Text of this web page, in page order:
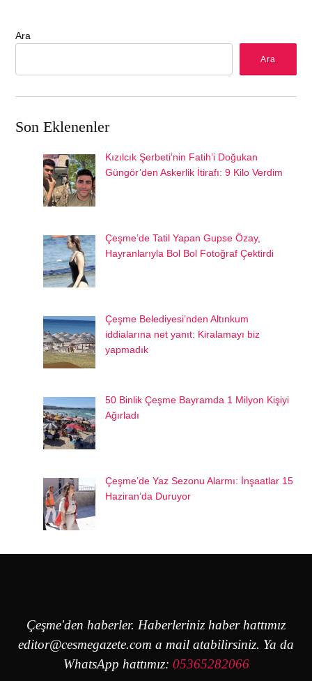
Ara
Ara
Son Eklenenler
Kızılcık Şerbeti’nin Fatih’i Doğukan
Güngör’den Askerlik İtirafı: 9 Kilo Verdim
Çeşme’de Tatil Yapan Gupse Özay,
Hayranlarıyla Bol Bol Fotoğraf Çektirdi
Çeşme Belediyesi’nden Altınkum
iddialarına net yanıt: Kiralamayı biz
yapmadık
50 Binlik Çeşme Bayramda 1 Milyon Kişiyi
Ağırladı
Çeşme’de Yaz Sezonu Alarmı: İnşaatlar 15
Haziran’da Duruyor
Çeşme'den haberler. Haberleriniz haber hattımız
editor@cesmegazete.com a mail atabilirsiniz. Ya da
WhatsApp hattımız: 05365282066